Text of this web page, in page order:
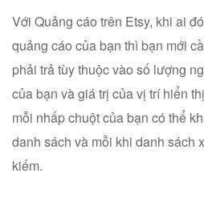
Với Quảng cáo trên Etsy, khi ai
quảng cáo của bạn thì bạn mới
phải trả tùy thuộc vào số lượng
của bạn và giá trị của vị trí hiển
mỗi nhấp chuột của bạn có thể
danh sách và mỗi khi danh sách
kiếm.